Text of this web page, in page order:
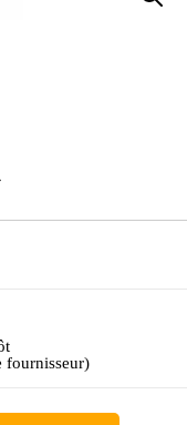
fournisseur)